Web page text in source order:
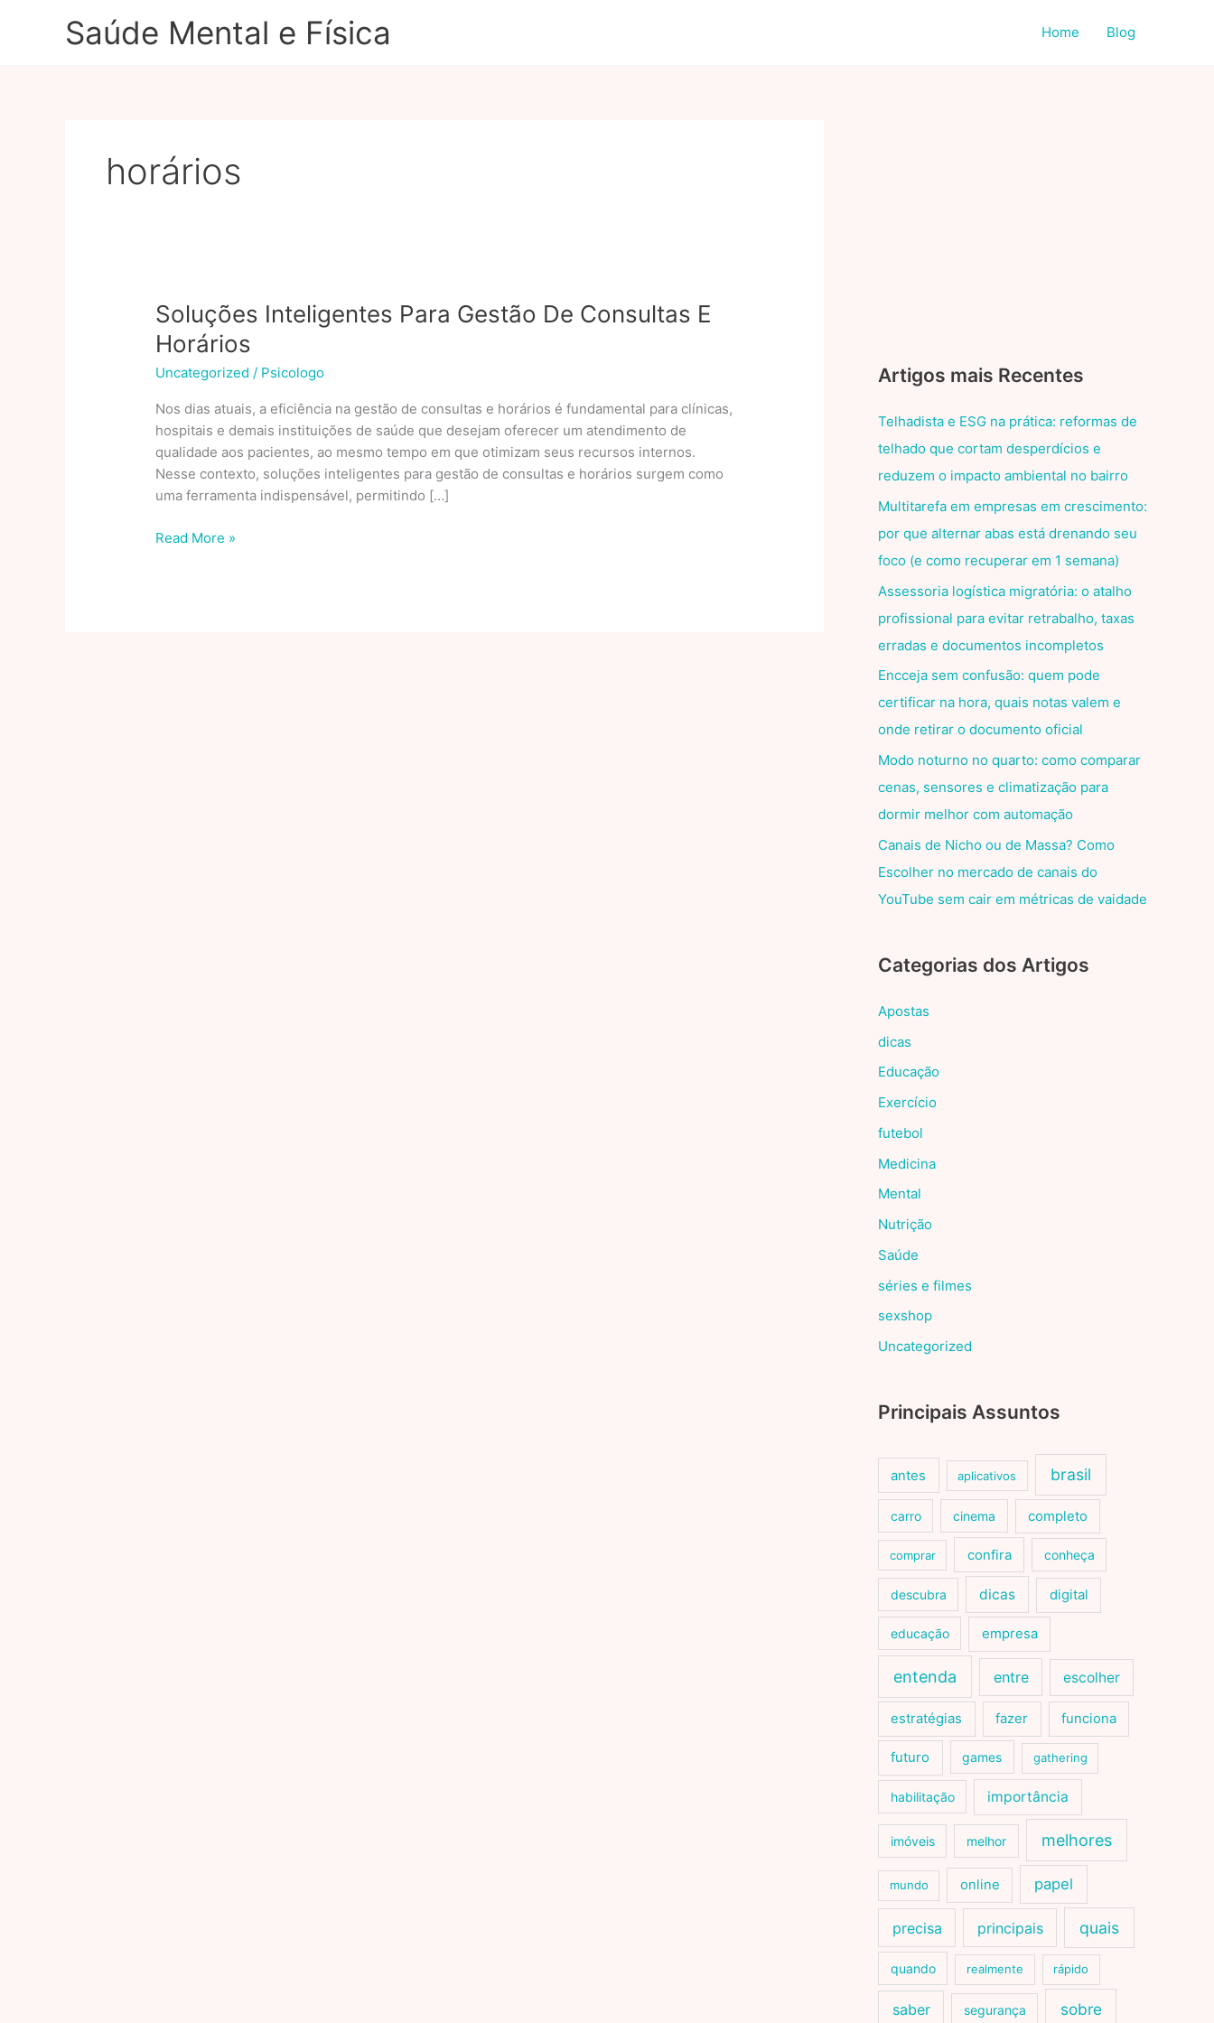
Saúde Mental e Física Home Blog
horários
Soluções Inteligentes Para Gestão De Consultas E
Horários
Uncategorized / Psicologo
Nos dias atuais, a eficiência na gestão de consultas e horários é fundamental para clínicas,
hospitais e demais instituições de saúde que desejam oferecer um atendimento de
qualidade aos pacientes, ao mesmo tempo em que otimizam seus recursos internos.
Nesse contexto, soluções inteligentes para gestão de consultas e horários surgem como
uma ferramenta indispensável, permitindo […]
Soluções
Read More »
Artigos mais Recentes
Telhadista e ESG na prática: reformas de
telhado que cortam desperdícios e
reduzem o impacto ambiental no bairro
Multitarefa em empresas em crescimento:
por que alternar abas está drenando seu
foco (e como recuperar em 1 semana)
Assessoria logística migratória: o atalho
profissional para evitar retrabalho, taxas
erradas e documentos incompletos
Encceja sem confusão: quem pode
certificar na hora, quais notas valem e
onde retirar o documento oficial
Modo noturno no quarto: como comparar
cenas, sensores e climatização para
dormir melhor com automação
Canais de Nicho ou de Massa? Como
Escolher no mercado de canais do
YouTube sem cair em métricas de vaidade
Categorias dos Artigos
Apostas
dicas
Educação
Exercício
futebol
Medicina
Mental
Nutrição
Saúde
séries e filmes
sexshop
Uncategorized
Principais Assuntos
antes aplicativos brasil
carro cinema completo
comprar confira conheça
descubra dicas digital
educação empresa
entenda entre escolher
estratégias fazer funciona
futuro games gathering
habilitação importância
imóveis melhor melhores
mundo online papel
precisa principais quais
quando realmente rápido
saber segurança sobre